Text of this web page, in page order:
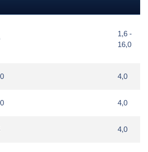
1,6 -
16,0
4,0
4,0
4,0